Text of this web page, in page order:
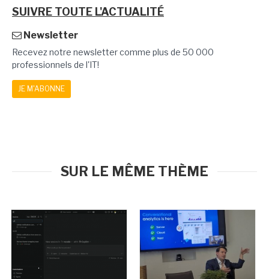
SUIVRE TOUTE L'ACTUALITÉ
Newsletter
Recevez notre newsletter comme plus de 50 000
professionnels de l'IT!
JE M'ABONNE
SUR LE MÊME THÈME